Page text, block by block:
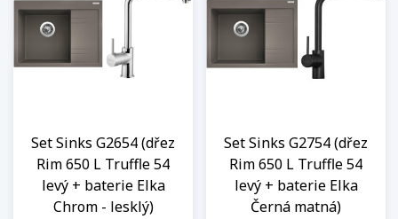
Set Sinks G2654 (dřez
Rim 650 L Truffle 54
levý + baterie Elka
Chrom - lesklý)
Set Sinks G2754 (dřez
Rim 650 L Truffle 54
levý + baterie Elka
Černá matná)